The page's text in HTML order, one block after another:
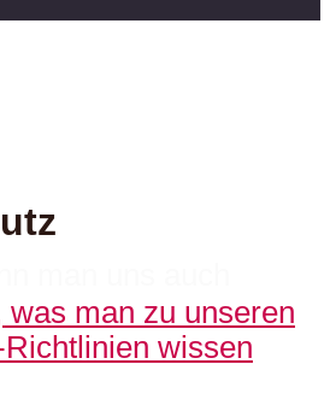
was man zu unseren
wissen